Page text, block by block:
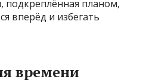
планом,
вперёд и избегать
времени